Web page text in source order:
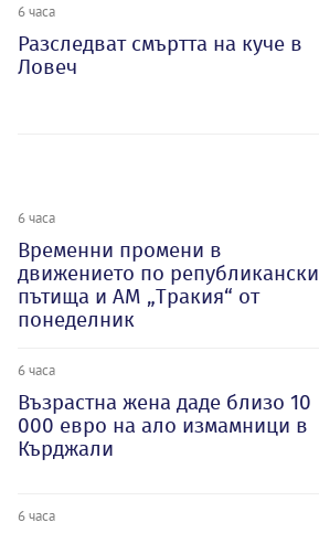
6 часа
Разследват смъртта на куче в
Ловеч
6 часа
Временни промени в
движението по републикански
пътища и АМ „Тракия“ от
понеделник
6 часа
Възрастна жена даде близо 10
000 евро на ало измамници в
Кърджали
6 часа